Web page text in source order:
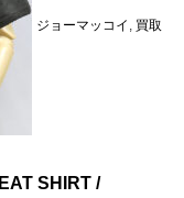
ジョーマッコイ 買取
SHIRT /